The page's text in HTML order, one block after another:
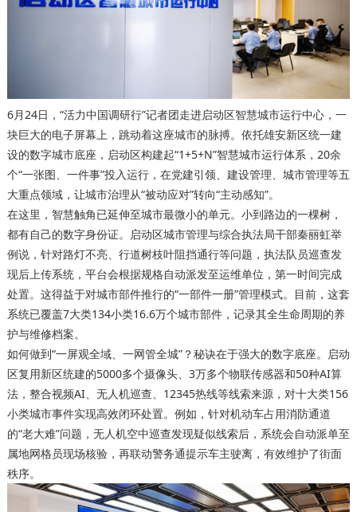
6月24日，“活力中国调研行”记者团走进启动区智慧城市运行中心，一
块巨大的电子屏幕上，跳动着这座城市的脉搏。依托雄安新区统一建
设的数字城市底座，启动区构建起“1+5+N”智慧城市运行体系，20余
个“一张图、一件事”投入运行，在党建引领、建设管理、城市管理等五
大重点领域，让城市治理从“被动应对”转向“主动感知”。
在这里，智慧触角已延伸至城市最微小的单元。小到路边的一棵树，
都有自己的数字身份证。启动区城市管理与综合执法局干部秦丽虹举
例说，针对路灯不亮、行道树枝叶阻挡通行等问题，执法队员巡查发
现后上传系统，平台会根据规格自动派发至运维单位，第一时间完成
处置。这得益于对城市部件推行的“一部件一册”管理模式。目前，这套
系统已覆盖7大类134小类16.6万个城市部件，记录其全生命周期的养
护与维修档案。
如何做到“一屏观全域、一网管全城”？秘诀在于强大的数字底座。启动
区复用新区统建的5000多个摄像头、3万多个物联传感器和50种AI算
法，整合视频AI、无人机巡查、12345热线等线索来源，对十大类156
小类城市事件实现高效闭环处置。例如，针对机动车占用消防通道
的“老大难”问题，无人机空中巡查发现疑似线索后，系统会自动派单至
属地网格员现场核验，再联动警务通提示车主驶离，有效维护了街面
秩序。